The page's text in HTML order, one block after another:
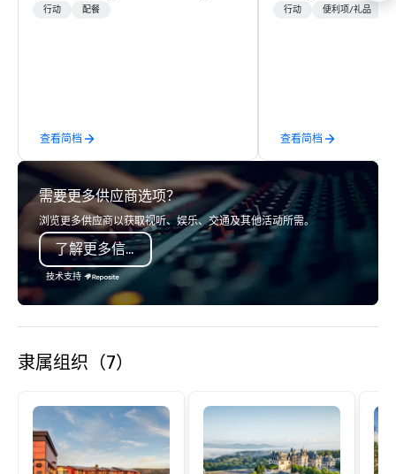
memories and satiated palates. Every
catering industry.
行动 配餐
查看简档
access to premium
times, all-inclusive
turnarounds, strong
relationships, and
precision. We operate
in key destinations
Los Angeles, San
both U.S. and
across multiple time zones.
行动 便利项/礼品
查看简档
需要更多供应商选项？
浏览更多供应商以获取视听、娱乐、交通及其他活动所需。
了解更多信息
技术支持
隶属组织（7）